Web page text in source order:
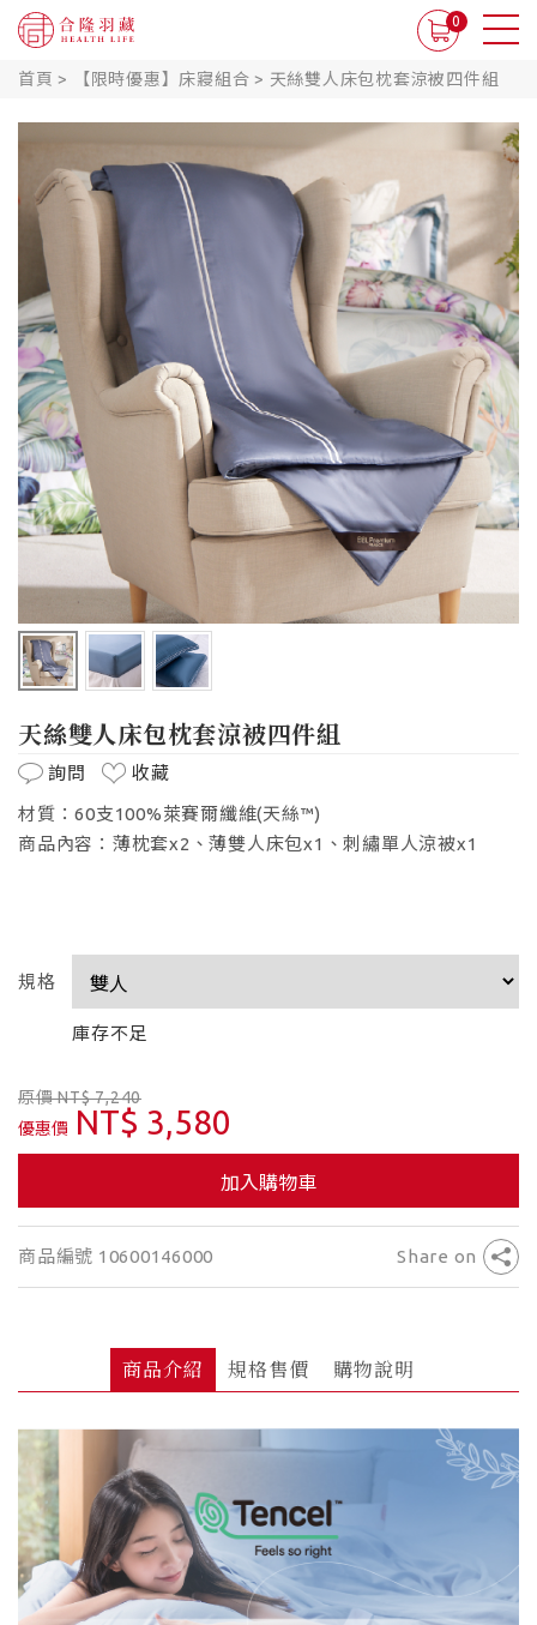
0
首頁 > 【限時優惠】床寢組合 > 天絲雙人床包枕套涼被四件組
天絲雙人床包枕套涼被四件組
詢問
收藏
材質：60支100%萊賽爾纖維(天絲™)
商品內容：薄枕套x2、薄雙人床包x1、刺繡單人涼被x1
規格
庫存不足
原價 NT$ 7,240
優惠價 NT$ 3,580
加入購物車
商品編號 10600146000 Share on
商品介紹 規格售價 購物說明